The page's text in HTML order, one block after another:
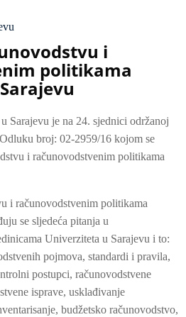
i
politikama
Sarajevu je na 24. sjednici održanoj
broj: 02-2959/16 kojom se
i računovodstvenim politikama
i računovodstvenim politikama
se sljedeća pitanja u
Univerziteta u Sarajevu i to:
pojmova, standardi i pravila,
postupci, računovodstvene
isprave, usklađivanje
budžetsko računovodstvo,